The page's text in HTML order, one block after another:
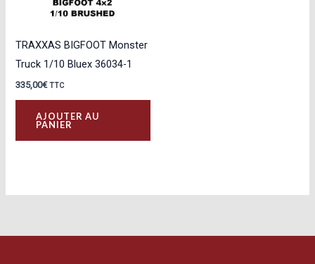
TRAXXAS BIGFOOT Monster
Truck 1/10 Bluex 36034-1
335,00€ TTC
AJOUTER AU
PANIER